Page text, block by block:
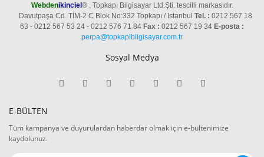
Webdenikinciel®, Topkapı Bilgisayar Ltd.Şti. tescilli markasıdır.
Davutpaşa Cd. TİM-2 C Blok No:332 Topkapı / Istanbul Tel. : 0212 567 18
63 - 0212 567 53 24 - 0212 576 71 84 Fax : 0212 567 19 34 E-posta :
perpa@topkapibilgisayar.com.tr
Sosyal Medya
E-BÜLTEN
Tüm kampanya ve duyurulardan haberdar olmak için e-bültenimize
kaydolunuz.